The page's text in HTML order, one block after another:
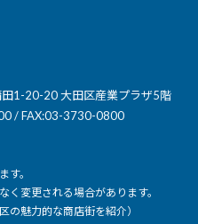
1-20-20 大田区産業プラザ5階
/ FAX:03-3730-0800
す。
く変更される場合があります。
の魅力的な商店街を紹介）